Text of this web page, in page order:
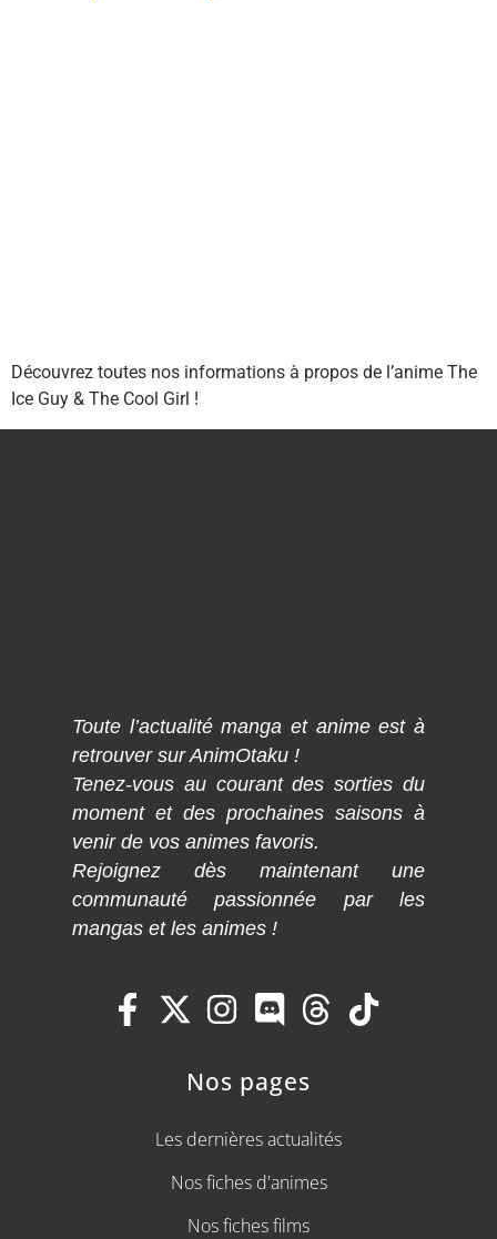
Découvrez toutes nos informations à propos de l’anime The
Ice Guy & The Cool Girl !
Toute l’actualité manga et anime est à
retrouver sur AnimOtaku !
Tenez-vous au courant des sorties du
moment et des prochaines saisons à
venir de vos animes favoris.
Rejoignez dès maintenant une
communauté passionnée par les
mangas et les animes !
Nos pages
Les dernières actualités
Nos fiches d'animes
Nos fiches films